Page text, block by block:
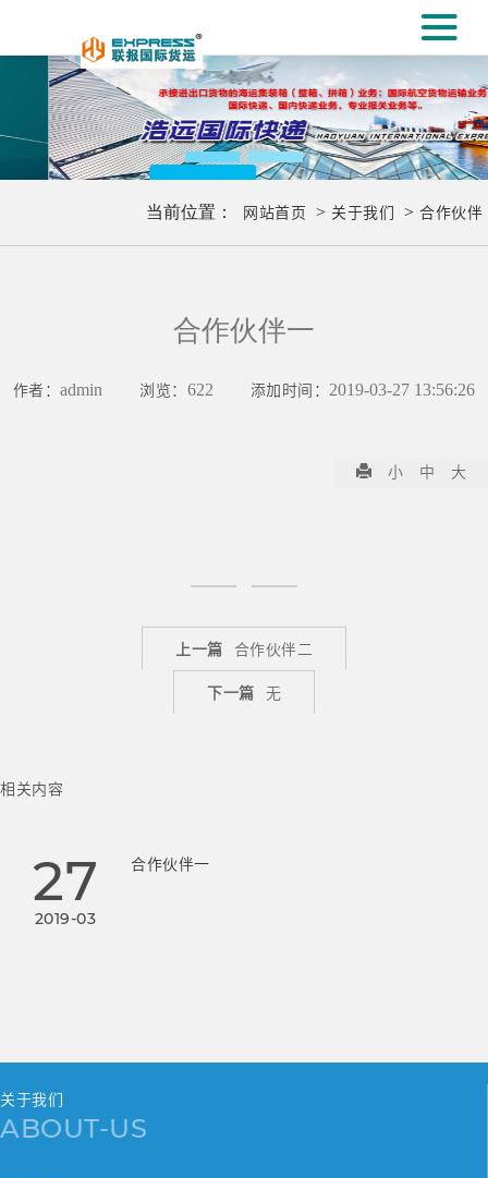
当前位置： 网站首页 > 关于我们 > 合作伙伴
合作伙伴一
作者：admin 浏览： 622 添加时间：2019-03-27 13:56:26
小 中 大
上一篇 合作伙伴二
下一篇 无
相关内容
27
2019-03
合作伙伴一
关于我们
ABOUT-US